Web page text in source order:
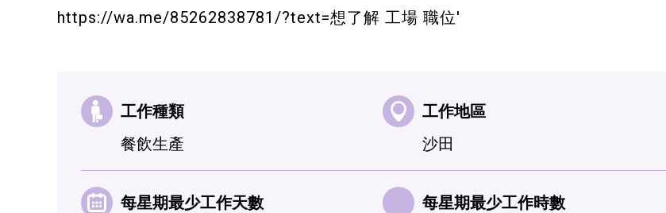
https://wa.me/85262838781/?text=想了解 工場 職位'
工作種類
餐飲生產
工作地區
沙田
每星期最少工作天數
每星期最少工作時數